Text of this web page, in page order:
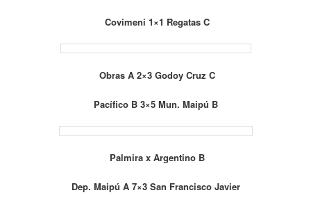
Covimeni 1×1 Regatas C
Obras A 2×3 Godoy Cruz C
Pacífico B 3×5 Mun. Maipú B
Palmira x Argentino B
Dep. Maipú A 7×3 San Francisco Javier